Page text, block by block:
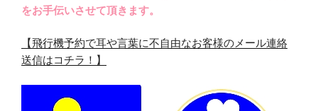
をお手伝いさせて頂きます。
【飛行機予約で耳や言葉に不自由なお客様のメール連絡
送信はコチラ！】